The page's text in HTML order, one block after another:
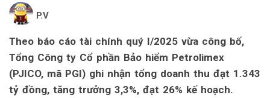
P.V
Theo báo cáo tài chính quý I/2025 vừa công bố,
Tổng Công ty Cổ phần Bảo hiểm Petrolimex
(PJICO, mã PGI) ghi nhận tổng doanh thu đạt 1.343
tỷ đồng, tăng trưởng 3,3%, đạt 26% kế hoạch.